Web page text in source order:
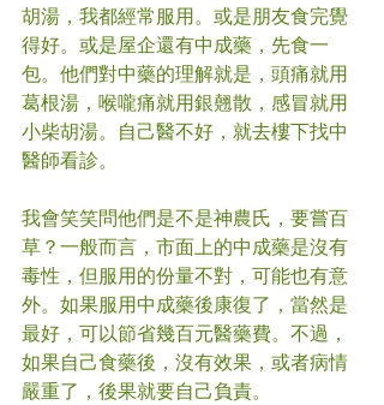
胡湯，我都經常服用。或是朋友食完覺
得好。或是屋企還有中成藥，先食一
包。他們對中藥的理解就是，頭痛就用
葛根湯，喉嚨痛就用銀翹散，感冒就用
小柴胡湯。自己醫不好，就去樓下找中
醫師看診。
我會笑笑問他們是不是神農氏，要嘗百
草？一般而言，市面上的中成藥是沒有
毒性，但服用的份量不對，可能也有意
外。如果服用中成藥後康復了，當然是
最好，可以節省幾百元醫藥費。不過，
如果自己食藥後，沒有效果，或者病情
嚴重了，後果就要自己負責。